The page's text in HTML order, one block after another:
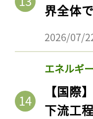
界全体
2026/07/
エネルギ
【国際
下流工